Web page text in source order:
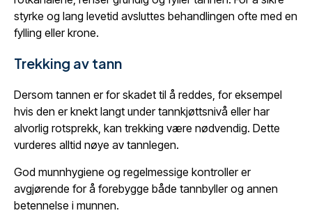
styrke og lang levetid avsluttes behandlingen ofte med en
fylling eller krone.
Trekking av tann
Dersom tannen er for skadet til å reddes, for eksempel
hvis den er knekt langt under tannkjøttsnivå eller har
alvorlig rotsprekk, kan trekking være nødvendig. Dette
vurderes alltid nøye av tannlegen.
God munnhygiene og regelmessige kontroller er
avgjørende for å forebygge både tannbyller og annen
betennelse i munnen.